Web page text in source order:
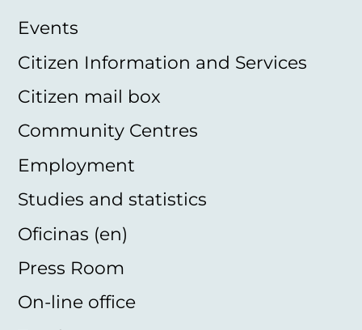
Events
Citizen Information and Services
Citizen mail box
Community Centres
Employment
Studies and statistics
Oficinas (en)
Press Room
On-line office